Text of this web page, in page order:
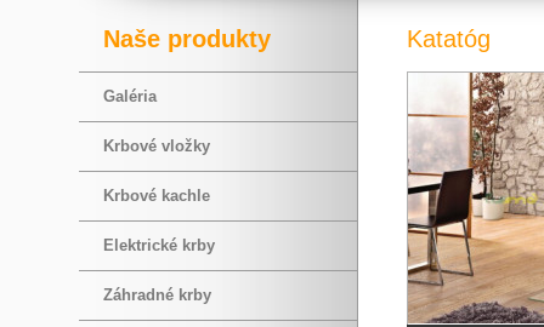
Naše produkty
Galéria
Krbové vložky
Krbové kachle
Elektrické krby
Záhradné krby
Katatóg